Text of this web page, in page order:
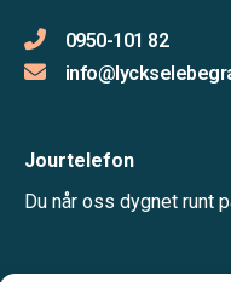
0950-101 82
Jourtelefon
Du når oss dygnet runt